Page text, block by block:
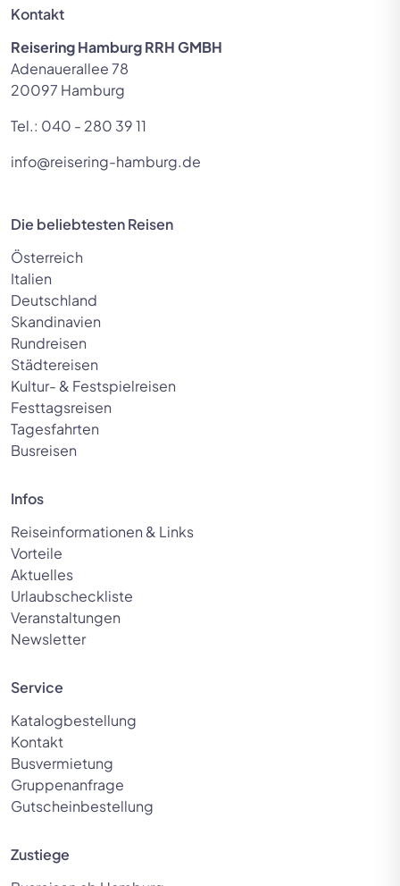
Kontakt
Reisering Hamburg RRH GMBH
Adenauerallee 78
20097 Hamburg
Tel.: 040 - 280 39 11
info@reisering-hamburg.de
Die beliebtesten Reisen
Österreich
Italien
Deutschland
Skandinavien
Rundreisen
Städtereisen
Kultur- & Festspielreisen
Festtagsreisen
Tagesfahrten
Busreisen
Infos
Reiseinformationen & Links
Vorteile
Aktuelles
Urlaubscheckliste
Veranstaltungen
Newsletter
Service
Katalogbestellung
Kontakt
Busvermietung
Gruppenanfrage
Gutscheinbestellung
Zustiege